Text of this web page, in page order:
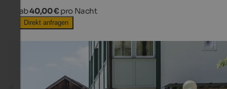
ab40,00 € pro Nacht
Direkt anfragen